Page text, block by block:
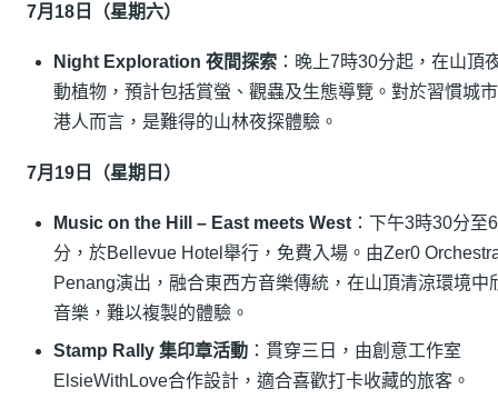
7月18日（星期六）
Night Exploration 夜間探索 ：晚上7時30分起，在山頂
動植物，預計包括賞螢、觀蟲及生態導覽。對於習慣城
港人而言，是難得的山林夜探體驗。
7月19日（星期日）
Music on the Hill – East meets West ：下午3時30分至
分，於Bellevue Hotel舉行，免費入場。由Zer0
Penang演出，融合東西方音樂傳統，在山頂清涼環境中
音樂，難以複製的體驗。
Stamp Rally 集印章活動 ：貫穿三日，由創意工作室
ElsieWithLove合作設計，適合喜歡打卡收藏的旅客。